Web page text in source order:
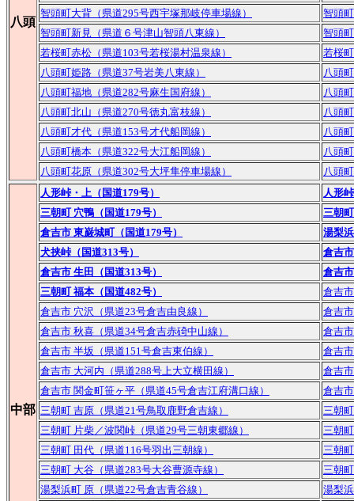
八頭
智頭町大背（県道295号西宇塚那岐停車場線）
智頭
智頭町新見（県道６号津山智頭八東線）
智頭
若桜町赤松（県道103号若桜湯村温泉線）
若桜
八頭町姫路（県道37号岩美八東線）
八頭
八頭町福地（県道282号麻生国府線）
八頭
八頭町北山（県道270号徳丸富枝線）
八頭
八頭町才代（県道153号才代船岡線）
八頭
八頭町橋本（県道322号大江船岡線）
八頭
八頭町花原（県道302号大坪隼停車場線）
八頭
中部
人形峠・上（国道179号）
人形
三朝町 穴鴨（国道179号）
三朝
倉吉市 東巌城町（国道179号）
湯梨
犬挟峠（国道313号）
倉吉
倉吉市 生田（国道313号）
倉吉
三朝町 福本（国道482号）
倉吉
倉吉市 穴沢（県道23号倉吉由良線）
倉吉
倉吉市 秋喜（県道34号倉吉赤碕中山線）
倉吉
倉吉市 半坂（県道151号倉吉東伯線）
倉吉
倉吉市 大河内（県道288号上大立横田線）
倉吉
倉吉市 関金町笹ヶ平（県道45号倉吉江府溝口線）
倉吉
三朝町 吉原（県道21号鳥取鹿野倉吉線）
三朝
三朝町 片柴／波関峠（県道29号三朝東郷線）
三朝
三朝町 田代（県道116号羽出三朝線）
三朝
三朝町 大谷（県道283号大谷曹源寺線）
三朝
湯梨浜町 原（県道22号倉吉青谷線）
湯梨